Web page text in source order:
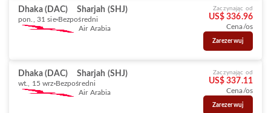
Dhaka (DAC) Sharjah (SHJ)
pon., 31 sie Bezpośredni
Air Arabia
Zaczynając od
US$ 336.96
Cena/os
Zarezerwuj
Dhaka (DAC) Sharjah (SHJ)
wt., 15 wrz Bezpośredni
Air Arabia
Zaczynając od
US$ 337.11
Cena/os
Zarezerwuj